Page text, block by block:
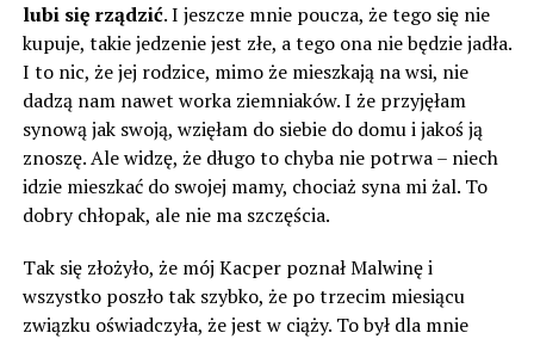
lubi się rządzić. I jeszcze mnie poucza, że tego się nie
kupuje, takie jedzenie jest złe, a tego ona nie będzie jadła.
I to nic, że jej rodzice, mimo że mieszkają na wsi, nie
dadzą nam nawet worka ziemniaków. I że przyjęłam
synową jak swoją, wzięłam do siebie do domu i jakoś ją
znoszę. Ale widzę, że długo to chyba nie potrwa – niech
idzie mieszkać do swojej mamy, chociaż syna mi żal. To
dobry chłopak, ale nie ma szczęścia.
Tak się złożyło, że mój Kacper poznał Malwinę i
wszystko poszło tak szybko, że po trzecim miesiącu
związku oświadczyła, że ​​jest w ciąży. To był dla mnie